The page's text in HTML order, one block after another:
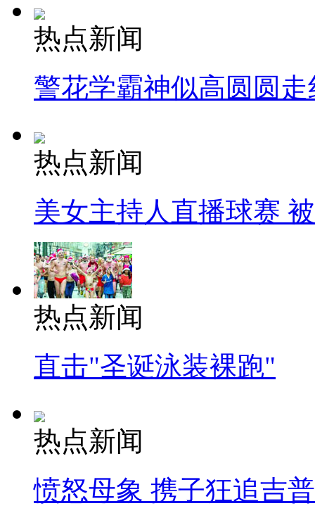
热点新闻
警花学霸神似高圆圆走
热点新闻
美女主持人直播球赛
热点新闻
直击"圣诞泳装裸跑"
热点新闻
愤怒母象 携子狂追吉